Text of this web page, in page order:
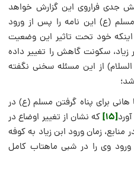
جدی فراروی این گزارش خواهد
(ع) این نامه را پس از ورود
اینکه خود تحت تاثیر این وضعیت
سکونت گاهش را تغییر داده
از این مسئله سخنی نگفته
برای پناه گرفتن مسلم (ع) در
[15]
که نشان از تغییر اوضاع در
زمان ورود ابن زیاد به کوفه
وی را در شبی ماهتاب کامل